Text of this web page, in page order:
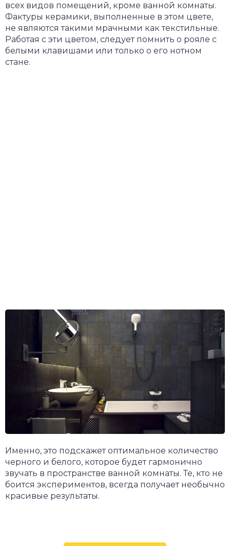
всех видов помещений, кроме ванной комнаты.
Фактуры керамики, выполненные в этом цвете,
не являются такими мрачными как текстильные.
Работая с эти цветом, следует помнить о рояле с
белыми клавишами или только о его нотном
стане.
Именно, это подскажет оптимальное количество
черного и белого, которое будет гармонично
звучать в пространстве ванной комнаты. Те, кто не
боится экспериментов, всегда получает необычно
красивые результаты.